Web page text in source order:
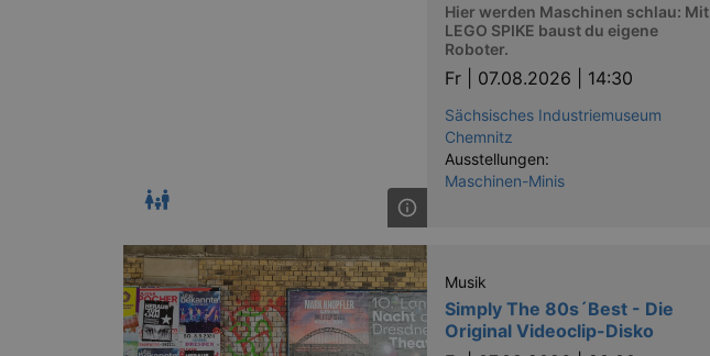
Hier werden Maschinen schlau: Mit
LEGO SPIKE baust du eigene
Roboter.
Fr | 07.08.2026 | 14:30
Sächsisches Industriemuseum
Chemnitz
Ausstellungen:
Maschinen-Minis
Musik
Simply The 80s´Best - Die
Original Videoclip-Disko